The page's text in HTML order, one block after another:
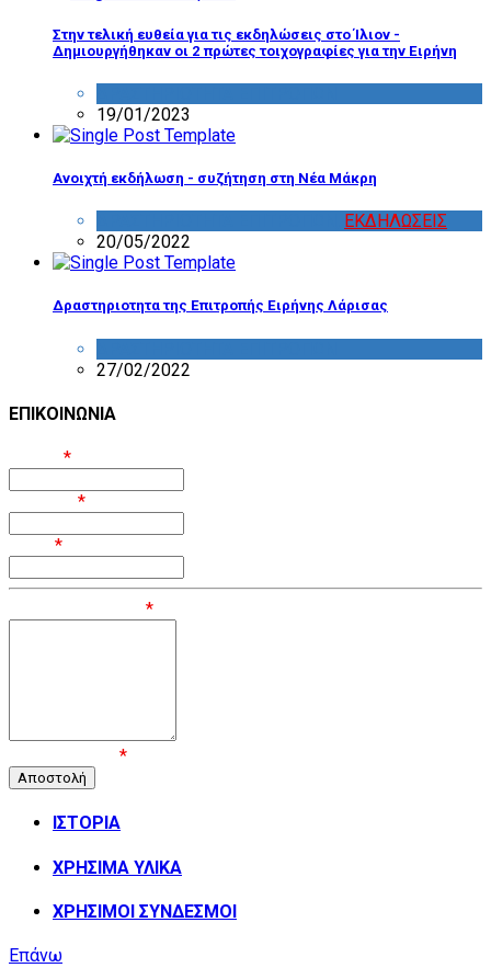
Στην τελική ευθεία για τις εκδηλώσεις στο Ίλιον -
Δημιουργήθηκαν οι 2 πρώτες τοιχογραφίες για την Ειρήνη
19/01/2023
Ανοιχτή εκδήλωση - συζήτηση στη Νέα Μάκρη
ΕΚΔΗΛΩΣΕΙΣ
20/05/2022
Δραστηριοτητα της Επιτροπής Ειρήνης Λάρισας
27/02/2022
ΕΠΙΚΟΙΝΩΝΙΑ
*
*
*
*
*
ΙΣΤΟΡΙΑ
ΧΡΗΣΙΜΑ ΥΛΙΚΑ
ΧΡΗΣΙΜΟΙ ΣΥΝΔΕΣΜΟΙ
Επάνω